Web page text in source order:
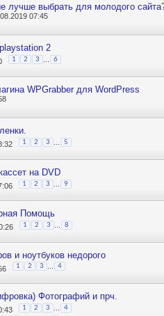
лучше выбрать для молодого
07:45
2
1 2 3 6
WPGrabber для WordPress
1 2 3 5
на DVD
1 2 3 9
Помощь
1 2 3 8
и ноутбуков недорого
1 2 3 ... 4
Фотографий и прч.
1 2 3 4